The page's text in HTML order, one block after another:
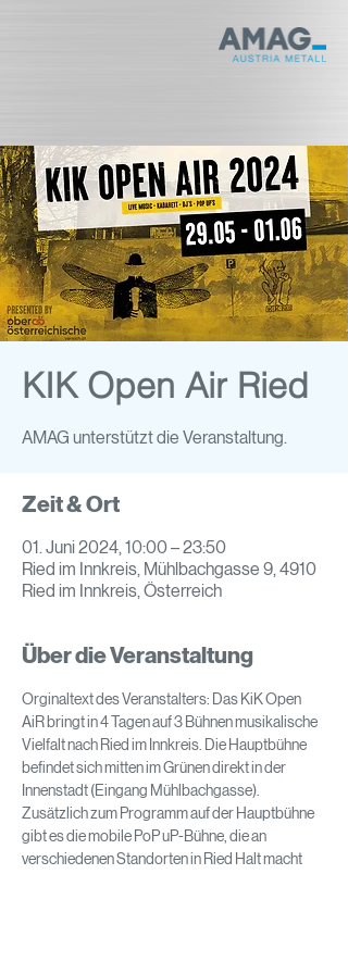
KIK Open Air Ried
AMAG unterstützt die Veranstaltung.
Zeit & Ort
01. Juni 2024, 10:00 – 23:50
Ried im Innkreis, Mühlbachgasse 9, 4910
Ried im Innkreis, Österreich
Über die Veranstaltung
Orginaltext des Veranstalters: Das KiK Open
AiR bringt in 4 Tagen auf 3 Bühnen musikalische
Vielfalt nach Ried im Innkreis. Die Hauptbühne
befindet sich mitten im Grünen direkt in der
Innenstadt (Eingang Mühlbachgasse).
Zusätzlich zum Programm auf der Hauptbühne
gibt es die mobile PoP uP-Bühne, die an
verschiedenen Standorten in Ried Halt macht